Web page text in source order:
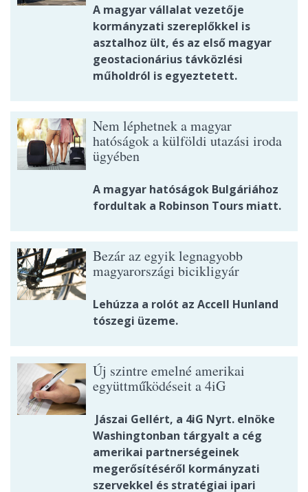
A magyar vállalat vezetője
kormányzati szereplőkkel is
asztalhoz ült, és az első magyar
geostacionárius távközlési
műholdról is egyeztetett.
Nem léphetnek a magyar
hatóságok a külföldi utazási iroda
ügyében
A magyar hatóságok Bulgáriához
fordultak a Robinson Tours miatt.
Bezár az egyik legnagyobb
magyarországi bicikligyár
Lehúzza a rolót az Accell Hunland
tószegi üzeme.
Új szintre emelné amerikai
együttműködéseit a 4iG
Jászai Gellért, a 4iG Nyrt. elnöke
Washingtonban tárgyalt a cég
amerikai partnerségeinek
megerősítéséről kormányzati
szervekkel és stratégiai ipari